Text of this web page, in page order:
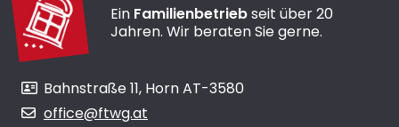
Ein Familienbetriebseit über 20
Jahren. Wir beraten Sie gerne.
Bahnstraße 11, Horn AT-3580
office@ftwg.at